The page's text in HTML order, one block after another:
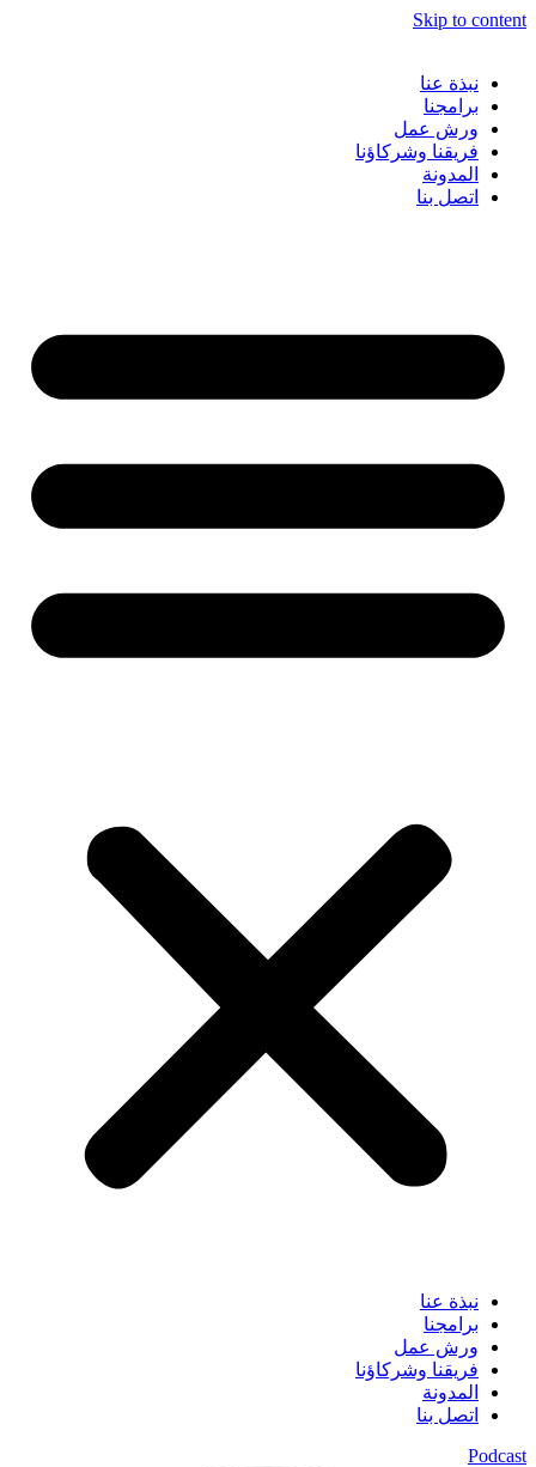
Skip to content
نبذة عنا
برامجنا
ورش عمل
فريقنا وشركاؤنا
المدونة
اتصل بنا
نبذة عنا
برامجنا
ورش عمل
فريقنا وشركاؤنا
المدونة
اتصل بنا
Podcast